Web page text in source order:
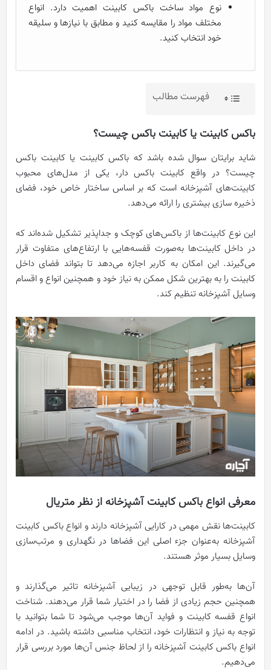
نوع مواد ساخت باکس کابینت اهمیت دارد. انواع
مختلف مواد را مقایسه کنید و مطابق با نیازها و سلیقه
خود انتخاب کنید.
فهرست مطالب
باکس کابینت یا کابینت باکس چیست؟
شاید برایتان سوال شده باشد که باکس کابینت یا کابینت باکس
چیست؟ در واقع کابینت باکس ‌دار، یکی از مدل‌های محبوب
کابینت‌های آشپزخانه است که بر اساس ساختار خاص خود، فضای
ذخیره‌ سازی بیشتری را ارائه می‌دهد.
این نوع کابینت‌ها از باکس‌های کوچک و جداپذیر تشکیل شده‌اند که
در داخل کابینت‌ها به‌صورت قفسه‌هایی با ارتفاع‌های متفاوت قرار
می‌گیرند. این امکان به کاربر اجازه می‌دهد تا بتواند فضای داخل
کابینت را به بهترین شکل ممکن به نیاز خود و همچنین انواع و اقسام
وسایل آشپزخانه تنظیم کند.
معرفی انواع باکس کابینت آشپزخانه از نظر متریال
کابینت‌ها نقش مهمی در کارایی آشپزخانه دارند و انواع باکس کابینت‌
آشپزخانه به‌عنوان جزء اصلی این فضاها در نگهداری و مرتب‌سازی
وسایل بسیار موثر هستند.
آن‌ها به‌طور قابل توجهی در زیبایی آشپزخانه تاثیر می‌گذارند و
همچنین حجم زیادی از فضا را در اختیار شما قرار می‌دهند. شناخت
انواع قفسه کابینت و فواید آن‌ها موجب می‌شود تا شما بتوانید با
توجه به نیاز و انتظارات خود، انتخاب مناسبی داشته باشید. در ادامه
انواع باکس کابینت آشپزخانه را از لحاظ جنس آن‌ها مورد بررسی قرار
می‌دهیم.